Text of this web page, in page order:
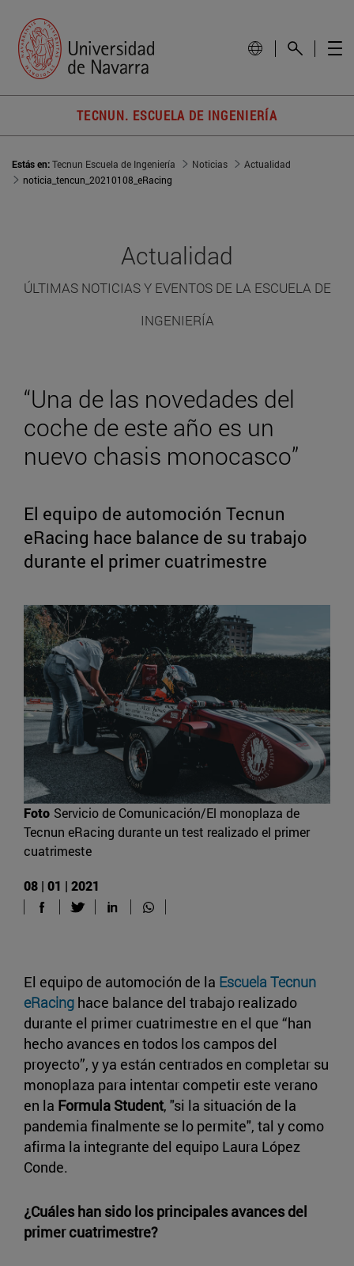
TECNUN. ESCUELA DE INGENIERÍA
Estás en:Tecnun Escuela de Ingeniería Noticias
Actualidad
noticia_tencun_20210108_eRacing
Actualidad
ÚLTIMAS NOTICIAS Y EVENTOS DE LA ESCUELA DE
INGENIERÍA
“Una de las novedades del
coche de este año es un
nuevo chasis monocasco”
El equipo de automoción Tecnun
eRacing hace balance de su trabajo
durante el primer cuatrimestre
Foto Servicio de Comunicación/El monoplaza de
Tecnun eRacing durante un test realizado el primer
cuatrimeste
08 | 01 | 2021
El equipo de automoción de la Escuela Tecnun
eRacing hace balance del trabajo realizado
durante el primer cuatrimestre en el que “han
hecho avances en todos los campos del
proyecto”, y ya están centrados en completar su
monoplaza para intentar competir este verano
en la Formula Student, "si la situación de la
pandemia finalmente se lo permite", tal y como
afirma la integrante del equipo Laura López
Conde.
¿Cuáles han sido los principales avances del
primer cuatrimestre?